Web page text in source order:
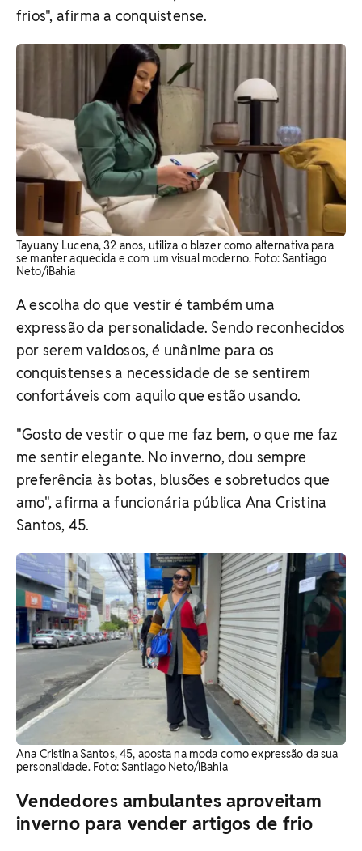
frios", afirma a conquistense.
Tayuany Lucena, 32 anos, utiliza o blazer como alternativa para
se manter aquecida e com um visual moderno. Foto: Santiago
Neto/iBahia
A escolha do que vestir é também uma
expressão da personalidade. Sendo reconhecidos
por serem vaidosos, é unânime para os
conquistenses a necessidade de se sentirem
confortáveis com aquilo que estão usando.
"Gosto de vestir o que me faz bem, o que me faz
me sentir elegante. No inverno, dou sempre
preferência às botas, blusões e sobretudos que
amo", afirma a funcionária pública Ana Cristina
Santos, 45.
Ana Cristina Santos, 45, aposta na moda como expressão da sua
personalidade. Foto: Santiago Neto/iBahia
Vendedores ambulantes aproveitam
inverno para vender artigos de frio